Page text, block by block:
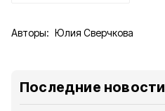
Авторы: Юлия Сверчкова
Последние новости